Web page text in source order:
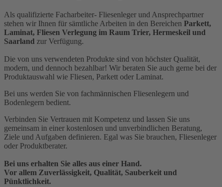
Als qualifizierte Facharbeiter- Fliesenleger und Ansprechpartner
stehen wir Ihnen für sämtliche Arbeiten in den Bereichen Parkett,
Laminat, Fliesen Verlegung im Raum Trier, Hermeskeil und
Saarland zur Verfügung.
Die von uns verwendeten Produkte sind von höchster Qualität,
modern, und dennoch bezahlbar! Wir beraten Sie auch gerne bei der
Produktauswahl wie Fliesen, Parkett oder Laminat.
Bei uns werden Sie von fachmännischen Fliesenlegern und
Bodenlegern bedient.
Verbinden Sie Vertrauen mit Kompetenz und lassen Sie uns
gemeinsam in einer kostenlosen und unverbindlichen Beratung,
Ziele und Aufgaben definieren. Egal was Sie brauchen, Fliesenleger
oder Produktberater.
Bei uns erhalten Sie alles aus einer Hand.
Vor allem Zuverlässigkeit, Qualität, Sauberkeit und
Pünktlichkeit.